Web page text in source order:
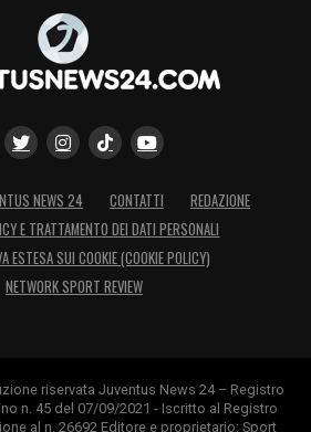
NEWS 24 CONTATTI
REDAZIONE
E TRATTAMENTO DEI DATI PERSONALI
ESTESA SUI COOKIE (COOKIE POLICY)
NETWORK SPORT REVIEW
riservata Juventus News 24 – Registro
n. 45 del 07/09/2021 - Iscritto al Registro
al n. 26692 Editore e proprietario: Sport